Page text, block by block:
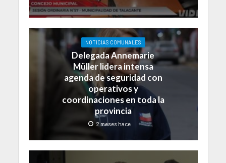
NOTICIAS COMUNALES
Delegada Annemarie
Müller lidera intensa
agenda de seguridad con
operativos y
coordinaciones en toda la
provincia
2 meses hace